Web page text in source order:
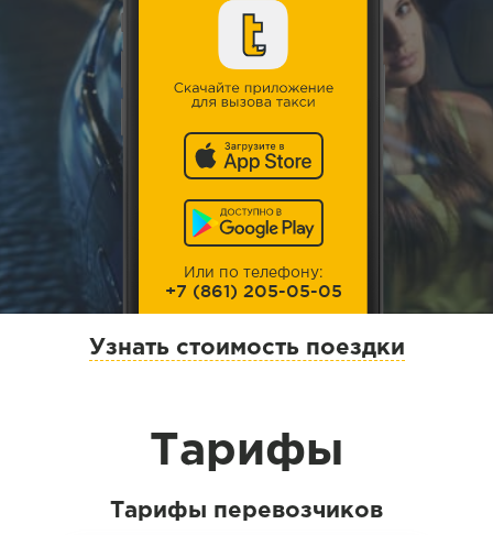
Или по телефону:
+7 (861) 205-05-05
+7 (861) 211-66-66
+7 (861) 205-54-45
Узнать стоимость поездки
Тарифы
Тарифы перевозчиков